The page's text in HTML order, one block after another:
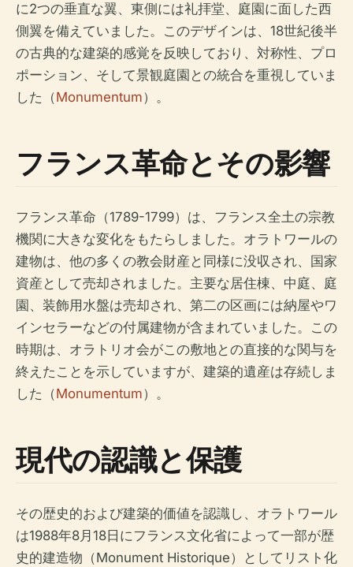
に2つの垂直な翼、東側には礼拝堂、庭園に面した西
側翼を備えていました。このデザインは、18世紀後半
の古典的な建築的感覚を反映しており、対称性、プロ
ポーション、そして景観庭園との統合を重視していま
した（Monumentum）。
フランス革命とその影響
フランス革命（1789-1799）は、フランス全土の宗教
機関に大きな変化をもたらしました。オラトワールの
建物は、他の多くの教会財産と同様に没収され、国家
資産として売却されました。主要な居住棟、中庭、庭
園、装飾用水盤は売却され、第二の区画には納屋やワ
インセラーなどの付属建物が含まれていました。この
時期は、オラトリオ会がこの敷地との直接的な関与を
終えたことを示していますが、建築的遺産は存続しま
した（Monumentum）。
現代の認識と保護
その歴史的および建築的価値を認識し、オラトワール
は1988年8月18日にフランス文化省によって一部が歴
史的建造物（Monument Historique）としてリスト化